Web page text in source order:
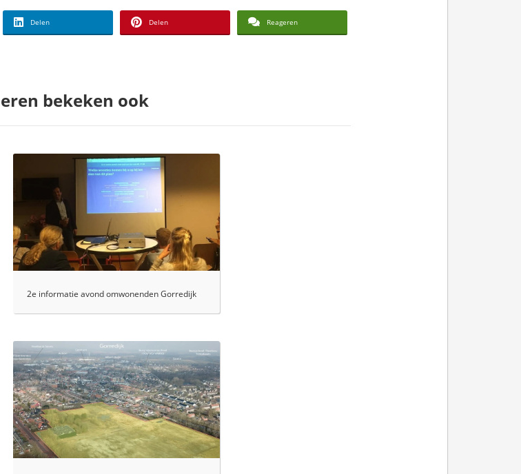
Delen Delen Reageren
bekeken ook
2e informatie avond omwonenden Gorredijk